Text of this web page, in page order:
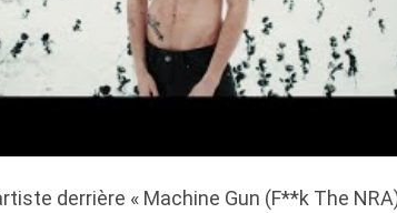
derrière « Machine Gun (F**k The